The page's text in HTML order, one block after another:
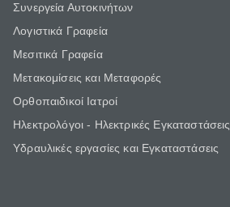
Συνεργεία Αυτοκινήτων
Λογιστικά Γραφεία
Μεσιτικά Γραφεία
Μετακομίσεις και Μεταφορές
Ορθοπαιδικοί Ιατροί
Ηλεκτρολόγοι - Ηλεκτρικές Εγκαταστάσεις
Υδραυλικές εργασίες και Εγκαταστάσεις